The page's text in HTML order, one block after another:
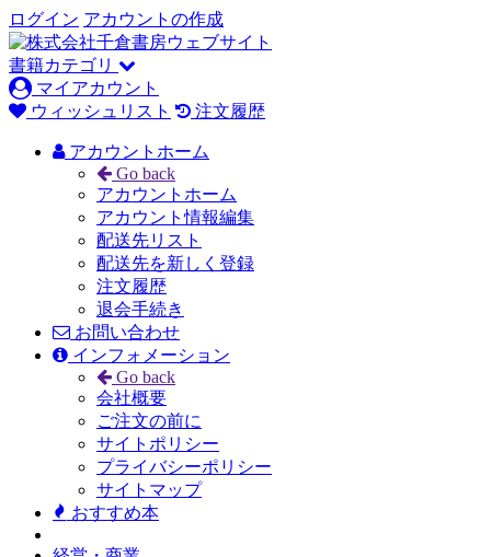
ログイン アカウントの作成
書籍カテゴリ
マイアカウント
ウィッシュリスト
注文履歴
アカウントホーム
Go back
アカウントホーム
アカウント情報編集
配送先リスト
配送先を新しく登録
注文履歴
退会手続き
お問い合わせ
インフォメーション
Go back
会社概要
ご注文の前に
サイトポリシー
プライバシーポリシー
サイトマップ
おすすめ本